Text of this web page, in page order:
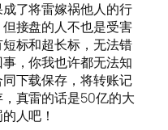
了将雷嫁祸他人的行
接盘的人不也是受害
标和超长标，无法错
，你我也许都无法知
下载保存，将转账记
真雷的话是50亿的大
人吧！